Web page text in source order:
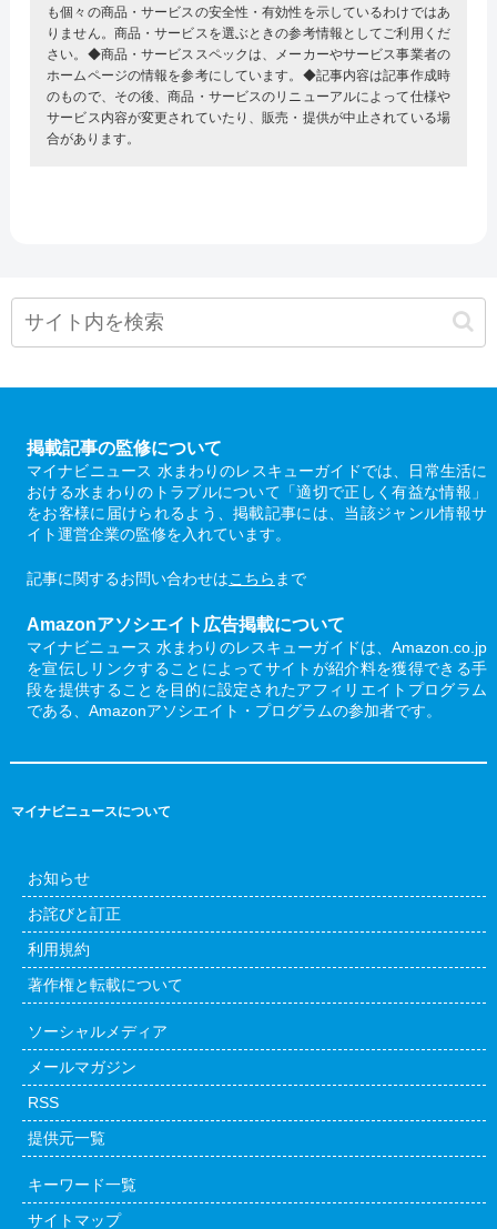
も個々の商品・サービスの安全性・有効性を示しているわけではあ
りません。商品・サービスを選ぶときの参考情報としてご利用くだ
さい。◆商品・サービススペックは、メーカーやサービス事業者の
ホームページの情報を参考にしています。◆記事内容は記事作成時
のもので、その後、商品・サービスのリニューアルによって仕様や
サービス内容が変更されていたり、販売・提供が中止されている場
合があります。
掲載記事の監修について
マイナビニュース 水まわりのレスキューガイドでは、日常生活に
おける水まわりのトラブルについて「適切で正しく有益な情報」
をお客様に届けられるよう、掲載記事には、当該ジャンル情報サ
イト運営企業の監修を入れています。
記事に関するお問い合わせはこちら まで
Amazonアソシエイト広告掲載について
マイナビニュース 水まわりのレスキューガイドは、Amazon.co.jp
を宣伝しリンクすることによってサイトが紹介料を獲得できる手
段を提供することを目的に設定されたアフィリエイトプログラム
である、Amazonアソシエイト・プログラムの参加者です。
マイナビニュースについて
お知らせ
お詫びと訂正
利用規約
著作権と転載について
ソーシャルメディア
メールマガジン
RSS
提供元一覧
キーワード一覧
サイトマップ